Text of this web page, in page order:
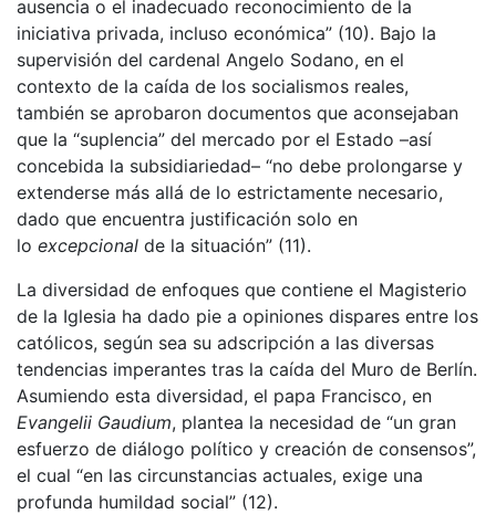
ausencia o el inadecuado reconocimiento de la
iniciativa privada, incluso económica” (10). Bajo la
supervisión del cardenal Angelo Sodano, en el
contexto de la caída de los socialismos reales,
también se aprobaron documentos que aconsejaban
que la “suplencia” del mercado por el Estado –así
concebida la subsidiariedad– “no debe prolongarse y
extenderse más allá de lo estrictamente necesario,
dado que encuentra justificación solo en
lo excepcional de la situación” (11).
La diversidad de enfoques que contiene el Magisterio
de la Iglesia ha dado pie a opiniones dispares entre los
católicos, según sea su adscripción a las diversas
tendencias imperantes tras la caída del Muro de Berlín.
Asumiendo esta diversidad, el papa Francisco, en
Evangelii Gaudium, plantea la necesidad de “un gran
esfuerzo de diálogo político y creación de consensos”,
el cual “en las circunstancias actuales, exige una
profunda humildad social” (12).